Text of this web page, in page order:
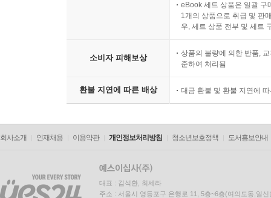
에코의 저서를 국내에 소개했다. 이와 함께 재
화내는 방법』과 같은 문화 비평 에세이도 좋은 반
중의 한 사람. 저명한 기호학자인 동시에 철학자,
분야는 없다. 이 지독한 공부 벌레는 언어의 천
포르투갈어, 라틴어, 러시아어까지 해독한다.
저술서: 알려진 것만 약 70종
명예 박사 학위: 전 세계 대학에서 30여 개
에코는 지금도 글쓰기 중!
eBook 세트 상품은 일괄 구
1개의 상품으로 취급 및 판
우, 세트 상품 전부 및 세트
소비자 피해보상
상품의 불량에 의한 반품,
준하여 처리됨
환불 지연에 따른 배상 대금 환불 및 환불 지연에
회사소개 인재채용 이용약관 개인정보처리방침 청소년보호정책 도서홍보안내
대표 : 김석환, 최세라
주소 : 서울시 영등포구 은행로 11, 5층~6층(여의도동,일신